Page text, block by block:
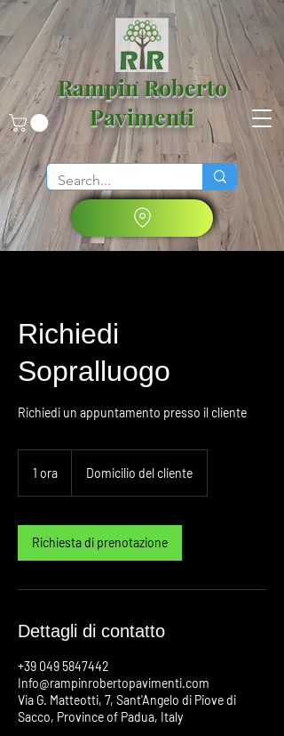
Rampin Roberto
Pavimenti
Richiedi
Sopralluogo
Richiedi un appuntamento presso il cliente
1 ora Domicilio del cliente
Richiesta di prenotazione
Dettagli di contatto
+39 049 5847442
Info@rampinrobertopavimenti.com
Via G. Matteotti, 7, Sant'Angelo di Piove di
Sacco, Province of Padua, Italy